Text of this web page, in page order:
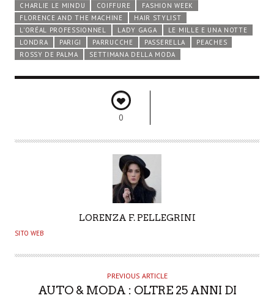
CHARLIE LE MINDU
COIFFURE
FASHION WEEK
FLORENCE AND THE MACHINE
HAIR STYLIST
L'ORÉAL PROFESSIONNEL
LADY GAGA
LE MILLE E UNA NOTTE
LONDRA
PARIGI PARRUCCHE PASSERELLA
PEACHES
ROSSY DE PALMA
SETTIMANA DELLA MODA
0
U
H
LORENZA F. PELLEGRINI
SITO WEB
PREVIOUS ARTICLE
AUTO & MODA : OLTRE 25 ANNI DI